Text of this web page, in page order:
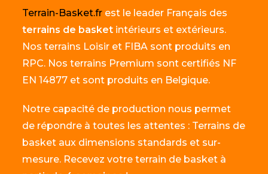
Terrain-Basket.fr est le leader Français des
terrains de basket intérieurs et extérieurs.
Nos terrains Loisir et FIBA sont produits en
RPC. Nos terrains Premium sont certifiés NF
EN 14877 et sont produits en Belgique.
Notre capacité de production nous permet
de répondre à toutes les attentes : Terrains de
basket aux dimensions standards et sur-
mesure. Recevez votre terrain de basket à